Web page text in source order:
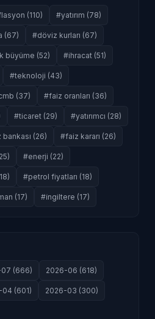
(110) #yatırım (78)
(67) #döviz kurları (67)
büyüme (52) #ihracat (51)
#teknoloji (43)
(37) #faiz oranları (36)
#ticaret (29) #yatırımcı (28)
(26) #faiz kararı (26)
#enerji (22)
#petrol fiyatları (18)
(17) #i̇ngiltere (17)
(666) 2026-06 (618)
(601) 2026-03 (300)